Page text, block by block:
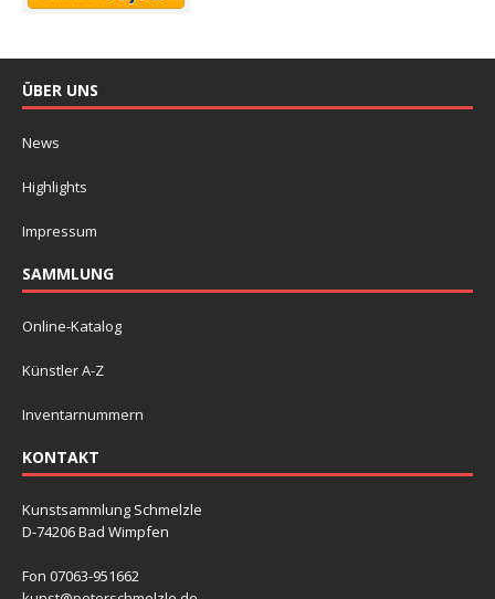
ÜBER UNS
News
Highlights
Impressum
SAMMLUNG
Online-Katalog
Künstler A-Z
Inventarnummern
KONTAKT
Kunstsammlung Schmelzle
D-74206 Bad Wimpfen
Fon 07063-951662